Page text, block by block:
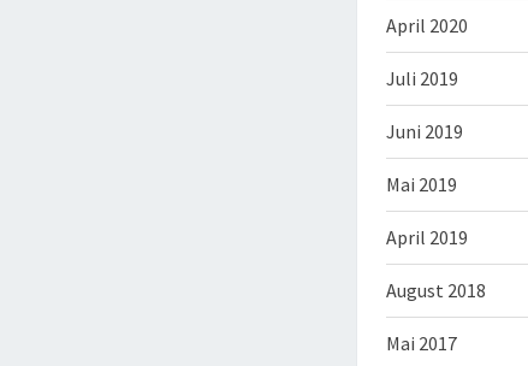
April 2020
Juli 2019
Juni 2019
Mai 2019
April 2019
August 2018
Mai 2017